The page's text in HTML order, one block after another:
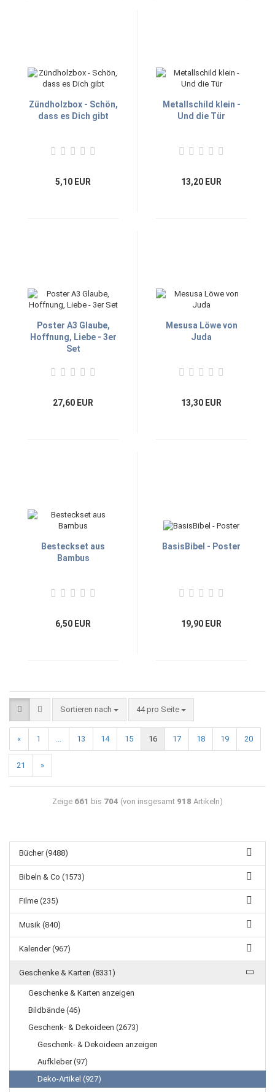
Zündholzbox - Schön,
dass es Dich gibt
5,10 EUR
Metallschild klein -
Und die Tür
13,20 EUR
Poster A3 Glaube,
Hoffnung, Liebe - 3er
Set
27,60 EUR
Mesusa Löwe von
Juda
13,30 EUR
Besteckset aus
Bambus
6,50 EUR
BasisBibel - Poster
19,90 EUR
Sortieren nach 44 pro Seite
« 1 ... 13 14 15 16 17 18 19 20
21 »
Zeige 661 bis 704 (von insgesamt 918 Artikeln)
Bücher (9488)
Bibeln & Co (1573)
Filme (235)
Musik (840)
Kalender (967)
Geschenke & Karten (8331)
Geschenke & Karten anzeigen
Bildbände (46)
Geschenk- & Dekoideen (2673)
Geschenk- & Dekoideen anzeigen
Aufkleber (97)
Deko-Artikel (927)